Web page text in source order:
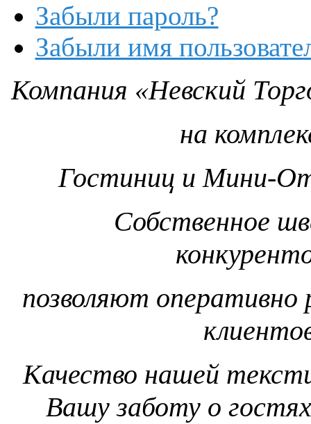
Забыли пароль?
Забыли имя
Компания «Невский
на
Гостиниц и Мини-
Собственное
позволяют оперативно
Качество нашей
Вашу заботу о